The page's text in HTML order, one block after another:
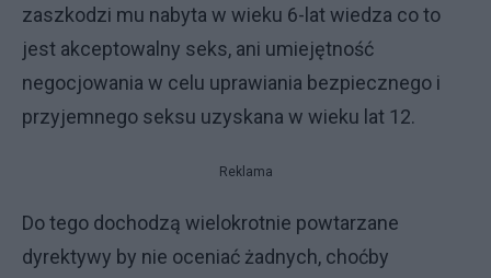
zaszkodzi mu nabyta w wieku 6-lat wiedza co to
jest akceptowalny seks, ani umiejętność
negocjowania w celu uprawiania bezpiecznego i
przyjemnego seksu uzyskana w wieku lat 12.
Reklama
Do tego dochodzą wielokrotnie powtarzane
dyrektywy by nie oceniać żadnych, choćby